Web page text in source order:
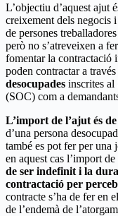
L’objectiu d’aquest ajut
creixement dels negocis
de persones
però no s’atreveixen a
fomentar la contractació
poden contractar a
desocupades inscrites al
(SOC) com a
L’import de l’ajut és
d’una persona
també es pot fer per
en aquest cas l’import
de ser indefinit i la
contractació per
contracte s’ha de fer en
de l’endemà de